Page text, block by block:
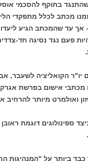
בתוקף להסכמי אוסלו.
מכתב לכלל מתפקדי
אך עד שהמכתב הגיע
פעם נגד נסיגה חד-
הקואליציה לשעבר,
מכתבי אישום בפרשת
ואולמרט מיותר להרחיב
ספינולוגים דוגמת
כבד ביותר על "המנהיגות